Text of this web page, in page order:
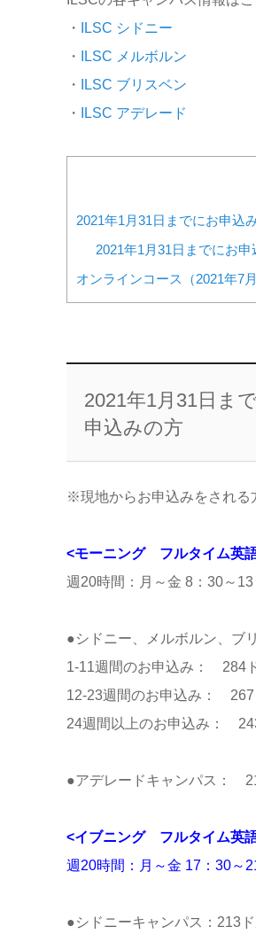
・
ILSC シドニー
・
ILSC メルボルン
・
ILSC ブリスベン
・
ILSC アデレード
2021年1月31日までにお申込
2021年1月31日までにお
オンラインコース（2021年7
2021年1月31日ま
申込みの方
※現地からお申込みをされる
<モーニング フルタイム英
週20時間：月～金 8：30～
●シドニー、メルボルン、ブ
1-11週間のお申込み： 284
12-23週間のお申込み：
24週間以上のお申込み：
●アデレードキャンパス：
<イブニング フルタイム英
週20時間：月～金 17：30～
●シドニーキャンパス： 213